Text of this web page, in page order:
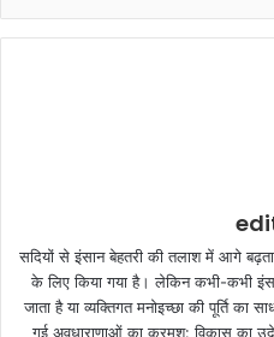
सदियों से इंसान बेहतरी की तलाश में आगे बढ़ता
के लिए किया गया है। लेकिन कभी-कभी
जाता है या व्यक्तिगत मनोइच्छा की पूर्ति
गई अवधाराणाओं का क्रमश: विकास का